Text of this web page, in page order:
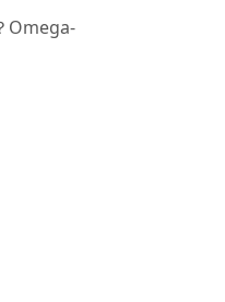
Omega-